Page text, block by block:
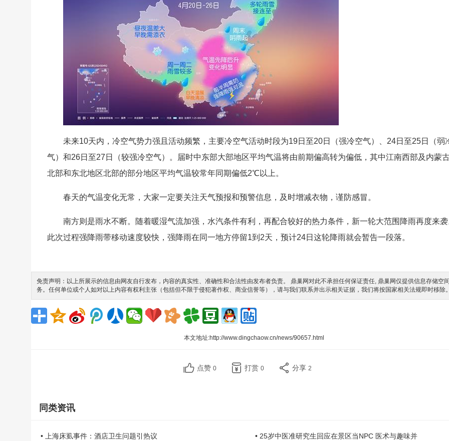
未来10天内，冷空气势力强且活动频繁，主要冷空气活动时段为19日至20日（强冷空气）、24日至25日（弱
气）和26日至27日（较强冷空气）。届时中东部大部地区平均气温将由前期偏高转为偏低，其中江南西部及内蒙
北部和东北地区北部的部分地区平均气温较常年同期偏低2℃以上。
春天的气温变化无常，大家一定要关注天气预报和预警信息，及时增减衣物，谨防感冒。
南方则是雨水不断。随着暖湿气流加强，水汽条件有利，再配合较好的热力条件，新一轮大范围降雨再度来
此次过程强降雨带移动速度较快，强降雨在同一地方停留1到2天，预计24日这轮降雨就会暂告一段落。
免责声明：以上所展示的信息由网友自行发布，内容的真实性、准确性和合法性由发布者负责。 鼎巢网对此不承担任何保证责任, 鼎巢网仅提供信息存储空
务。任何单位或个人如对以上内容有权利主张（包括但不限于侵犯著作权、商业信誉等），请与我们联系并出示相关证据，我们将按国家相关法规即时移除
本文地址:http://www.dingchaow.cn/news/90657.html
点赞 0 打赏 0 分享 2
同类资讯
• 上海床虱事件：酒店卫生问题引热议 • 25岁中医准研究生回应在景区当NPC 医术与趣味并